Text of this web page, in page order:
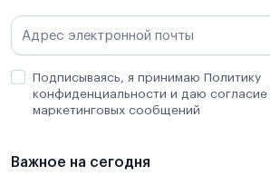
Подписываясь, я принимаю Политику
конфиденциальности и даю согласие
маркетинговых сообщений
Важное на сегодня